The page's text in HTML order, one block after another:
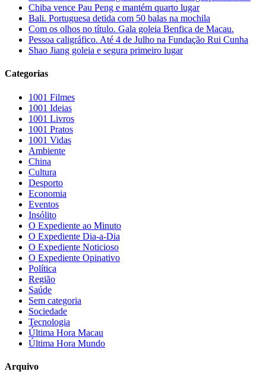
Chiba vence Pau Peng e mantém quarto lugar
Bali. Portuguesa detida com 50 balas na mochila
Com os olhos no título. Gala goleia Benfica de Macau.
Pessoa caligráfico. Até 4 de Julho na Fundação Rui Cunha
Shao Jiang goleia e segura primeiro lugar
Categorias
1001 Filmes
1001 Ideias
1001 Livros
1001 Pratos
1001 Vidas
Ambiente
China
Cultura
Desporto
Economia
Eventos
Insólito
O Expediente ao Minuto
O Expediente Dia-a-Dia
O Expediente Noticioso
O Expediente Opinativo
Política
Região
Saúde
Sem categoria
Sociedade
Tecnologia
Última Hora Macau
Última Hora Mundo
Arquivo